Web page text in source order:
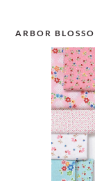
ARBOR